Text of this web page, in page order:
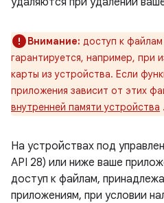
Внимание: доступ к файлам
гарантируется, например, при
карты из устройства. Если
приложения зависит от этих
внутренней памяти устройства .
На устройствах под
API 28) или ниже ваше
доступ к файлам,
приложениям, при условии